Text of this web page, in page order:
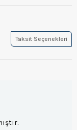
Taksit Seçenekleri